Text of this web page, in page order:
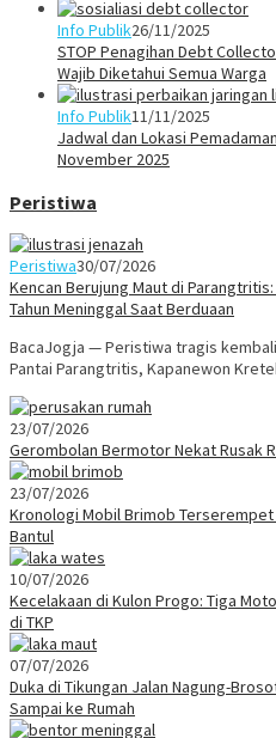
Info Publik26/11/2025
STOP Penagihan Debt
Wajib Diketahui Semua Warga
Info Publik11/11/2025
Jadwal dan Lokasi
November 2025
Peristiwa
Peristiwa30/07/2026
Kencan Berujung Maut di
Tahun Meninggal Saat Berduaan
BacaJogja — Peristiwa tragis
Pantai Parangtritis, Kapanewon
23/07/2026
Gerombolan Bermotor Nekat Rusak
23/07/2026
Kronologi Mobil Brimob
Bantul
10/07/2026
Kecelakaan di Kulon Progo: Tiga
di TKP
07/07/2026
Duka di Tikungan Jalan Nagung-
Sampai ke Rumah